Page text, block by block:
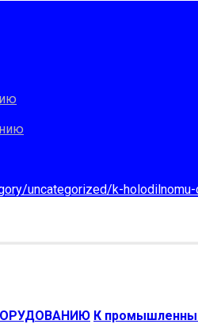
uncategorized/k-
К